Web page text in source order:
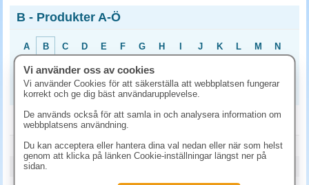
B - Produkter A-Ö
A B C D E F G H J K L M
N
O
P Q R S T U
0
1 2 3 4 5 6 7 8 9
B
Balansboll JobOut Design ljusgrå 65cm
Balansboll JobOut Design mörkgrå 65cm
Vi använder oss av cookies
Vi använder Cookies för att säkerställa att webbplatsen fungerar
korrekt och ge dig bäst användarupplevelse.
De används också för att samla in och analysera information om
webbplatsens användning.
Du kan acceptera eller hantera dina val nedan eller när som helst
genom att klicka på länken Cookie-inställningar längst ner på
sidan.